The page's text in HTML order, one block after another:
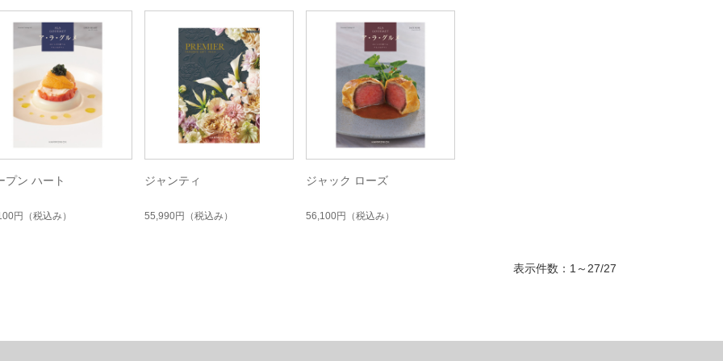
プン ハート
円 （税込み）
ジャンティ
55,990円 （税込み）
ジャック ローズ
56,100円 （税込み）
表示件数：1～27/27